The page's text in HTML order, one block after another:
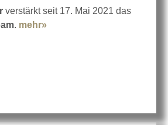
verstärkt seit 17. Mai 2021 das
. mehr»